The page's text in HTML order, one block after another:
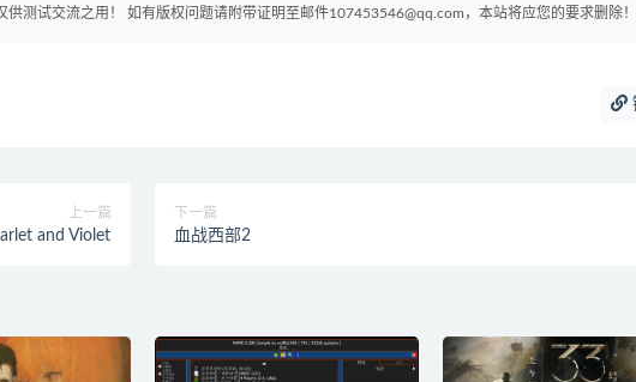
测试交流之用！ 如有版权问题请附带证明至邮件107453546@qq.com，本站将应您的要求删除！
上一篇
and Violet
下一篇
血战西部2